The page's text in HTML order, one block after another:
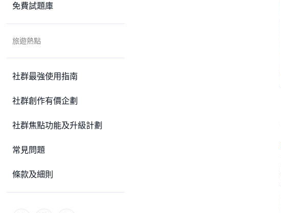
免費試題庫
旅遊熱點
社群最強使用指南
社群創作有價企劃
社群焦點功能及升級計劃
常見問題
條款及細則